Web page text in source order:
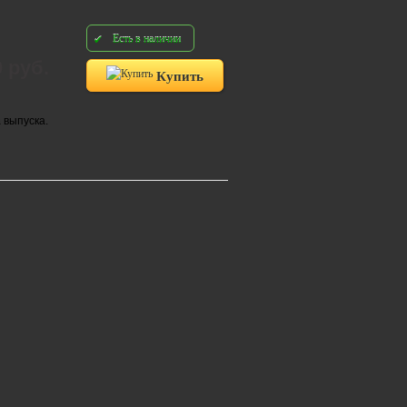
Есть в наличии
Купить
выпуска.